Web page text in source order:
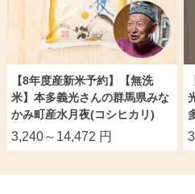
【8年度産新米予約】【無洗
米】本多義光さんの群馬県みな
かみ町産水月夜(コシヒカリ)
3,240～14,472 円